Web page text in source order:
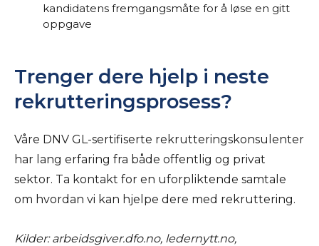
kandidatens fremgangsmåte for å løse en gitt
oppgave
Trenger dere hjelp i neste
rekrutteringsprosess?
Våre DNV GL-sertifiserte rekrutteringskonsulenter
har lang erfaring fra både offentlig og privat
sektor. Ta kontakt for en uforpliktende samtale
om hvordan vi kan hjelpe dere med rekruttering.
Kilder: arbeidsgiver.dfo.no, ledernytt.no,